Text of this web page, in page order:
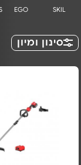
SKIL
EGO
סינון ומיון